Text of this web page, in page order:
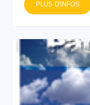
PLUS D'INFOS